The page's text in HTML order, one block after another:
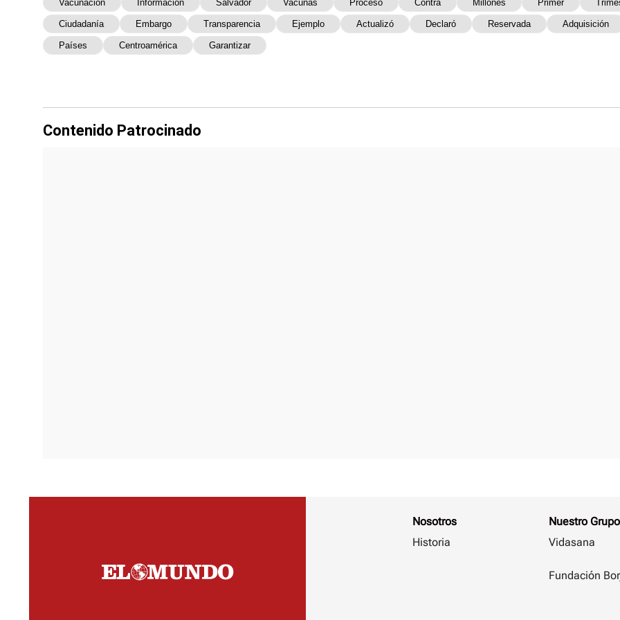
Vacunación Información Salvador Vacunas Proceso Contra Millones Primer
Ciudadanía Embargo Transparencia Ejemplo Actualizó Declaró Reservada Adquisición
Países Centroamérica Garantizar
Contenido Patrocinado
Nosotros
Historia
Nuestro Grupo
Vidasana
Fundación